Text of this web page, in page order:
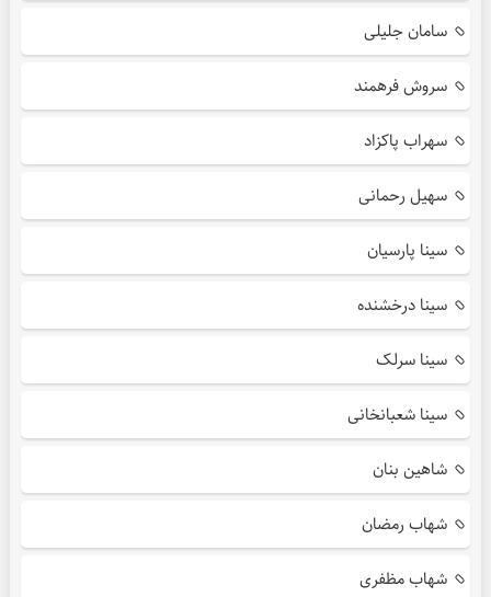
سامان جلیلی
سروش فرهمند
سهراب پاکزاد
سهیل رحمانی
سینا پارسیان
سینا درخشنده
سینا سرلک
سینا شعبانخانی
شاهین بنان
شهاب رمضان
شهاب مظفری